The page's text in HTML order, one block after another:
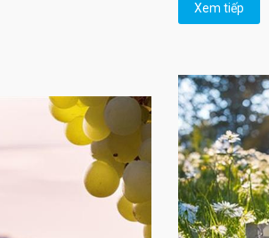
Xem tiếp